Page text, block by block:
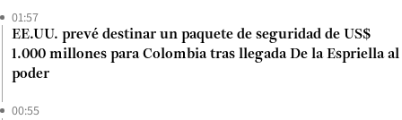
01:57
EE.UU. prevé destinar un paquete de seguridad de US$
1.000 millones para Colombia tras llegada De la Espriella al
poder
00:55